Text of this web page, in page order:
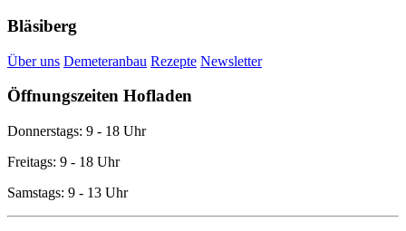
Bläsiberg
Über uns Demeteranbau Rezepte Newsletter
Öffnungszeiten Hofladen
Donnerstags: 9 - 18 Uhr
Freitags: 9 - 18 Uhr
Samstags: 9 - 13 Uhr